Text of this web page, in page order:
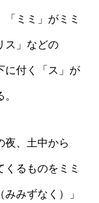
ミミ」がミミ
ス」などの
に付く「ス」が
夜、土中から
くるものをミミ
みずなく）」